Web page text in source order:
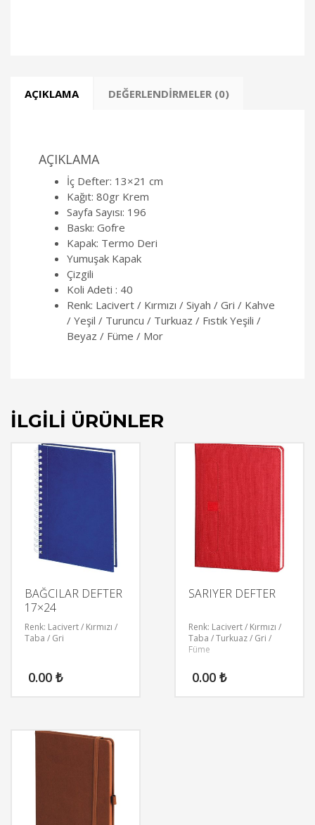
AÇIKLAMA DEĞERLENDIRMELER (0)
AÇIKLAMA
İç Defter: 13×21 cm
Kağıt: 80gr Krem
Sayfa Sayısı: 196
Baskı: Gofre
Kapak: Termo Deri
Yumuşak Kapak
Çizgili
Koli Adeti : 40
Renk: Lacivert / Kırmızı / Siyah / Gri / Kahve
/ Yeşil / Turuncu / Turkuaz / Fıstık Yeşili /
Beyaz / Füme / Mor
İLGILI ÜRÜNLER
BAĞCILAR DEFTER
17×24
Renk: Lacivert / Kırmızı /
Taba / Gri
0.00 ₺
SARIYER DEFTER
Renk: Lacivert / Kırmızı /
Taba / Turkuaz / Gri /
Füme
0.00 ₺